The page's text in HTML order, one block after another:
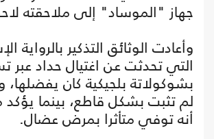
جهاز "الموساد" إلى ملاحقته
وأعادت الوثائق التذكير بالرواية
التي تحدثت عن اغتيال حداد عبر
بشوكولاتة بلجيكية كان
لم تثبت بشكل قاطع، بينما يؤكد
أنه توفي متأثرا بمرض عضال.